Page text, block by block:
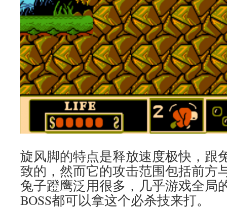
旋风脚的特点是释放速度极快，跟
致的，然而它的攻击范围包括前方
兔子蹬鹰泛用很多，几乎游戏全局
BOSS都可以拿这个必杀技来打。